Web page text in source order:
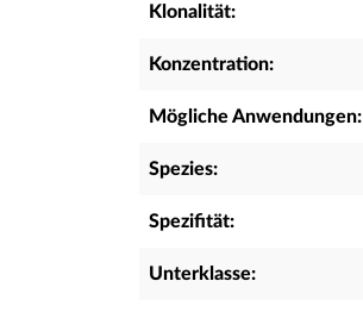
Klonalität:
Konzentration:
Mögliche Anwendungen:
Spezies:
Spezifität:
Unterklasse: